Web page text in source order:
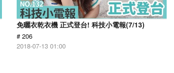
免曬衣乾衣機 正式登台! 科技小電報(7/13)
# 206
2018-07-13 01:00